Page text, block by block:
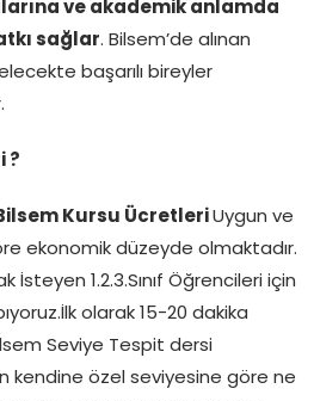
ve akademik anlamda
sağlar. Bilsem’de alınan
başarılı bireyler
?
Kursu ÜcretleriUygun ve
ekonomik düzeyde olmaktadır.
İsteyen 1.2.3.Sınıf Öğrencileri için
olarak 15-20 dakika
Seviye Tespit dersi
kendine özel seviyesine göre ne